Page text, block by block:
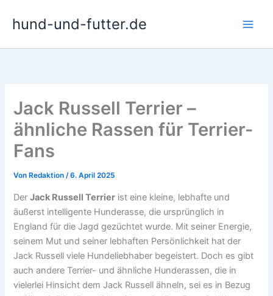
Inhalthund-und-futter.de
Jack Russell Terrier –
ähnliche Rassen für Terrier-
Fans
Von Redaktion/6. April 2025
DerJack Russell Terrier ist eine kleine, lebhafte und
äußerst intelligente Hunderasse, die ursprünglich in
England für die Jagd gezüchtet wurde. Mit seiner Energie,
seinem Mut und seiner lebhaften Persönlichkeit hat der
Jack Russell viele Hundeliebhaber begeistert. Doch es gibt
auch andere Terrier- und ähnliche Hunderassen, die in
vielerlei Hinsicht dem Jack Russell ähneln, sei es in Bezug